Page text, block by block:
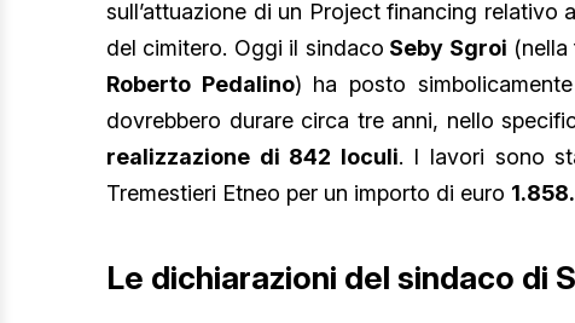
sull’attuazione di un Project financing relativo
del cimitero. Oggi il sindaco Seby Sgroi (nella
Roberto Pedalino) ha posto
dovrebbero durare circa tre anni, nello
realizzazione di 842 loculi. I lavori sono
Tremestieri Etneo per un importo di euro
Le dichiarazioni del sindaco di